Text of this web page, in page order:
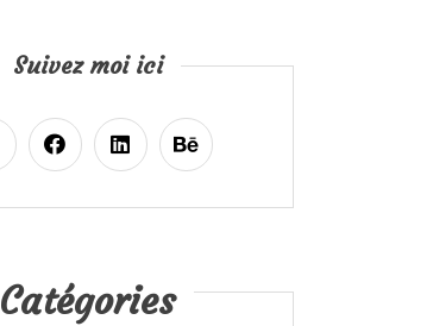
Suivez moi ici
Catégories